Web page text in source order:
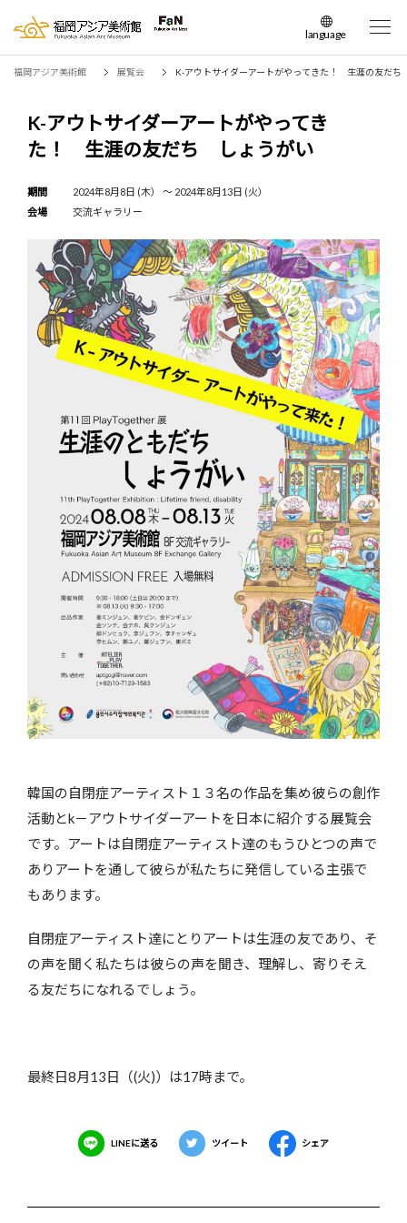
language
日本語
簡体中文
福岡アジア美術館 展覧会 K-アウトサイダーアートがやってきた！ 生涯の友だ
K-アウトサイダーアートがやってき
た！ 生涯の友だち しょうがい
期間
2024年8月8日 (木） 〜 2024年8月13日 (火）
会場
交流ギャラリー
韓国の自閉症アーティスト１３名の作品を集め彼らの創作
活動とk－アウトサイダーアートを日本に紹介する展覧会
です。アートは自閉症アーティスト達のもうひとつの声で
ありアートを通して彼らが私たちに発信している主張で
もあります。
自閉症アーティスト達にとりアートは生涯の友であり、そ
の声を聞く私たちは彼らの声を聞き、理解し、寄りそえ
る友だちになれるでしょう。
最終日8月13日（(火)）は17時まで。
LINEに送る ツイート シェア